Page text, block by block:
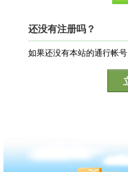
还没有注册吗？
如果还没有本站的通行帐